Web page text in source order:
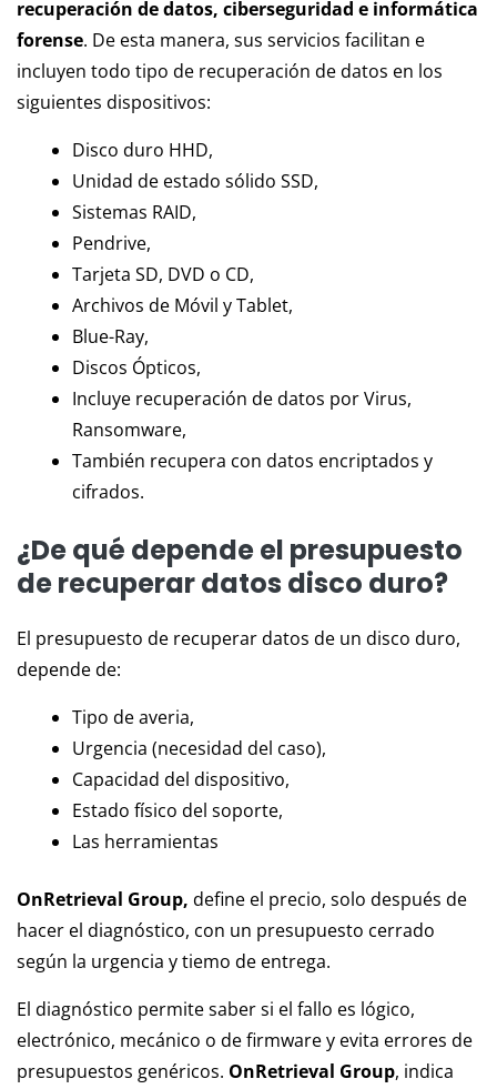
recuperación de datos, ciberseguridad e informática
forense. De esta manera, sus servicios facilitan e
incluyen todo tipo de recuperación de datos en los
siguientes dispositivos:
Disco duro HHD,
Unidad de estado sólido SSD,
Sistemas RAID,
Pendrive,
Tarjeta SD, DVD o CD,
Archivos de Móvil y Tablet,
Blue-Ray,
Discos Ópticos,
Incluye recuperación de datos por Virus,
Ransomware,
También recupera con datos encriptados y
cifrados.
¿De qué depende el presupuesto
de recuperar datos disco duro?
El presupuesto de recuperar datos de un disco duro,
depende de:
Tipo de averia,
Urgencia (necesidad del caso),
Capacidad del dispositivo,
Estado físico del soporte,
Las herramientas
OnRetrieval Group, define el precio, solo después de
hacer el diagnóstico, con un presupuesto cerrado
según la urgencia y tiemo de entrega.
El diagnóstico permite saber si el fallo es lógico,
electrónico, mecánico o de firmware y evita errores de
presupuestos genéricos. OnRetrieval Group, indica